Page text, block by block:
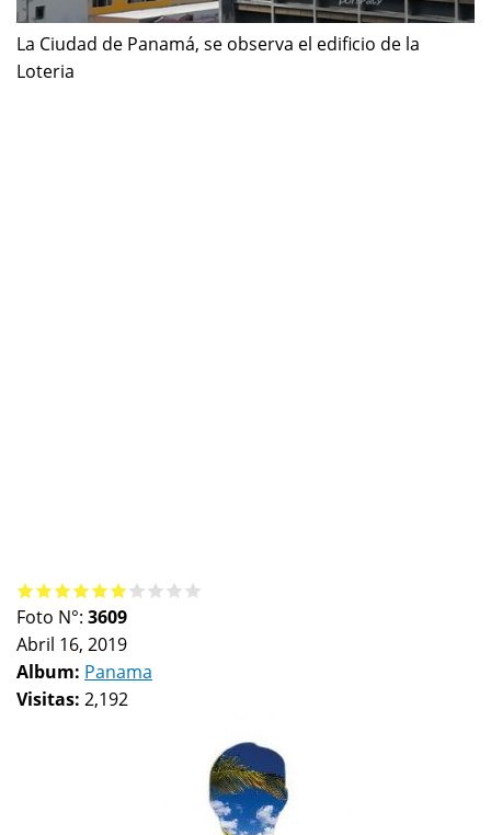
La Ciudad de Panamá, se observa el edificio de la
Loteria
Foto N°: 3609
Abril 16, 2019
Album: Panama
Visitas: 2,192